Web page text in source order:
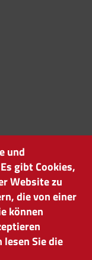
und
gibt Cookies,
Website zu
die von einer
können
Sie die